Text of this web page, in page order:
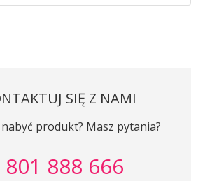
SIĘ Z NAMI
nabyć produkt? Masz pytania?
801 888 666